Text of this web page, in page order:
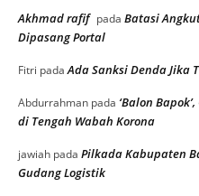
Akhmad rafif pada Batasi
Dipasang Portal
Fitri padaAda Sanksi Denda Jika
Abdurrahman pada ‘Balon
di Tengah Wabah Korona
jawiah pada Pilkada Kabupaten
Gudang Logistik